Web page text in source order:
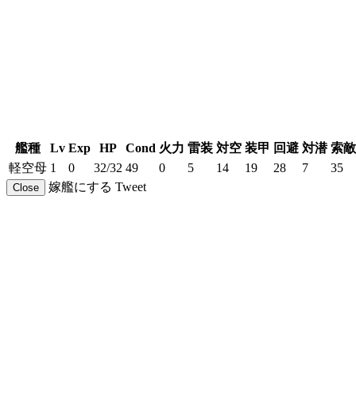
艦種 Lv Exp HP Cond 火力 雷装 対空 装甲 回避 対潜 索敵
軽空母 1 0 32/32 49 0 5 14 19 28 7 35
Close 嫁艦にする Tweet